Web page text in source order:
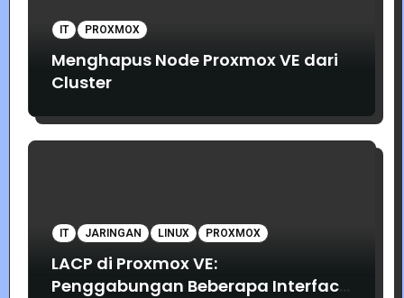
IT PROXMOX
Menghapus Node Proxmox VE dari
Cluster
IT JARINGAN LINUX PROXMOX
LACP di Proxmox VE:
Penggabungan Beberapa Interface